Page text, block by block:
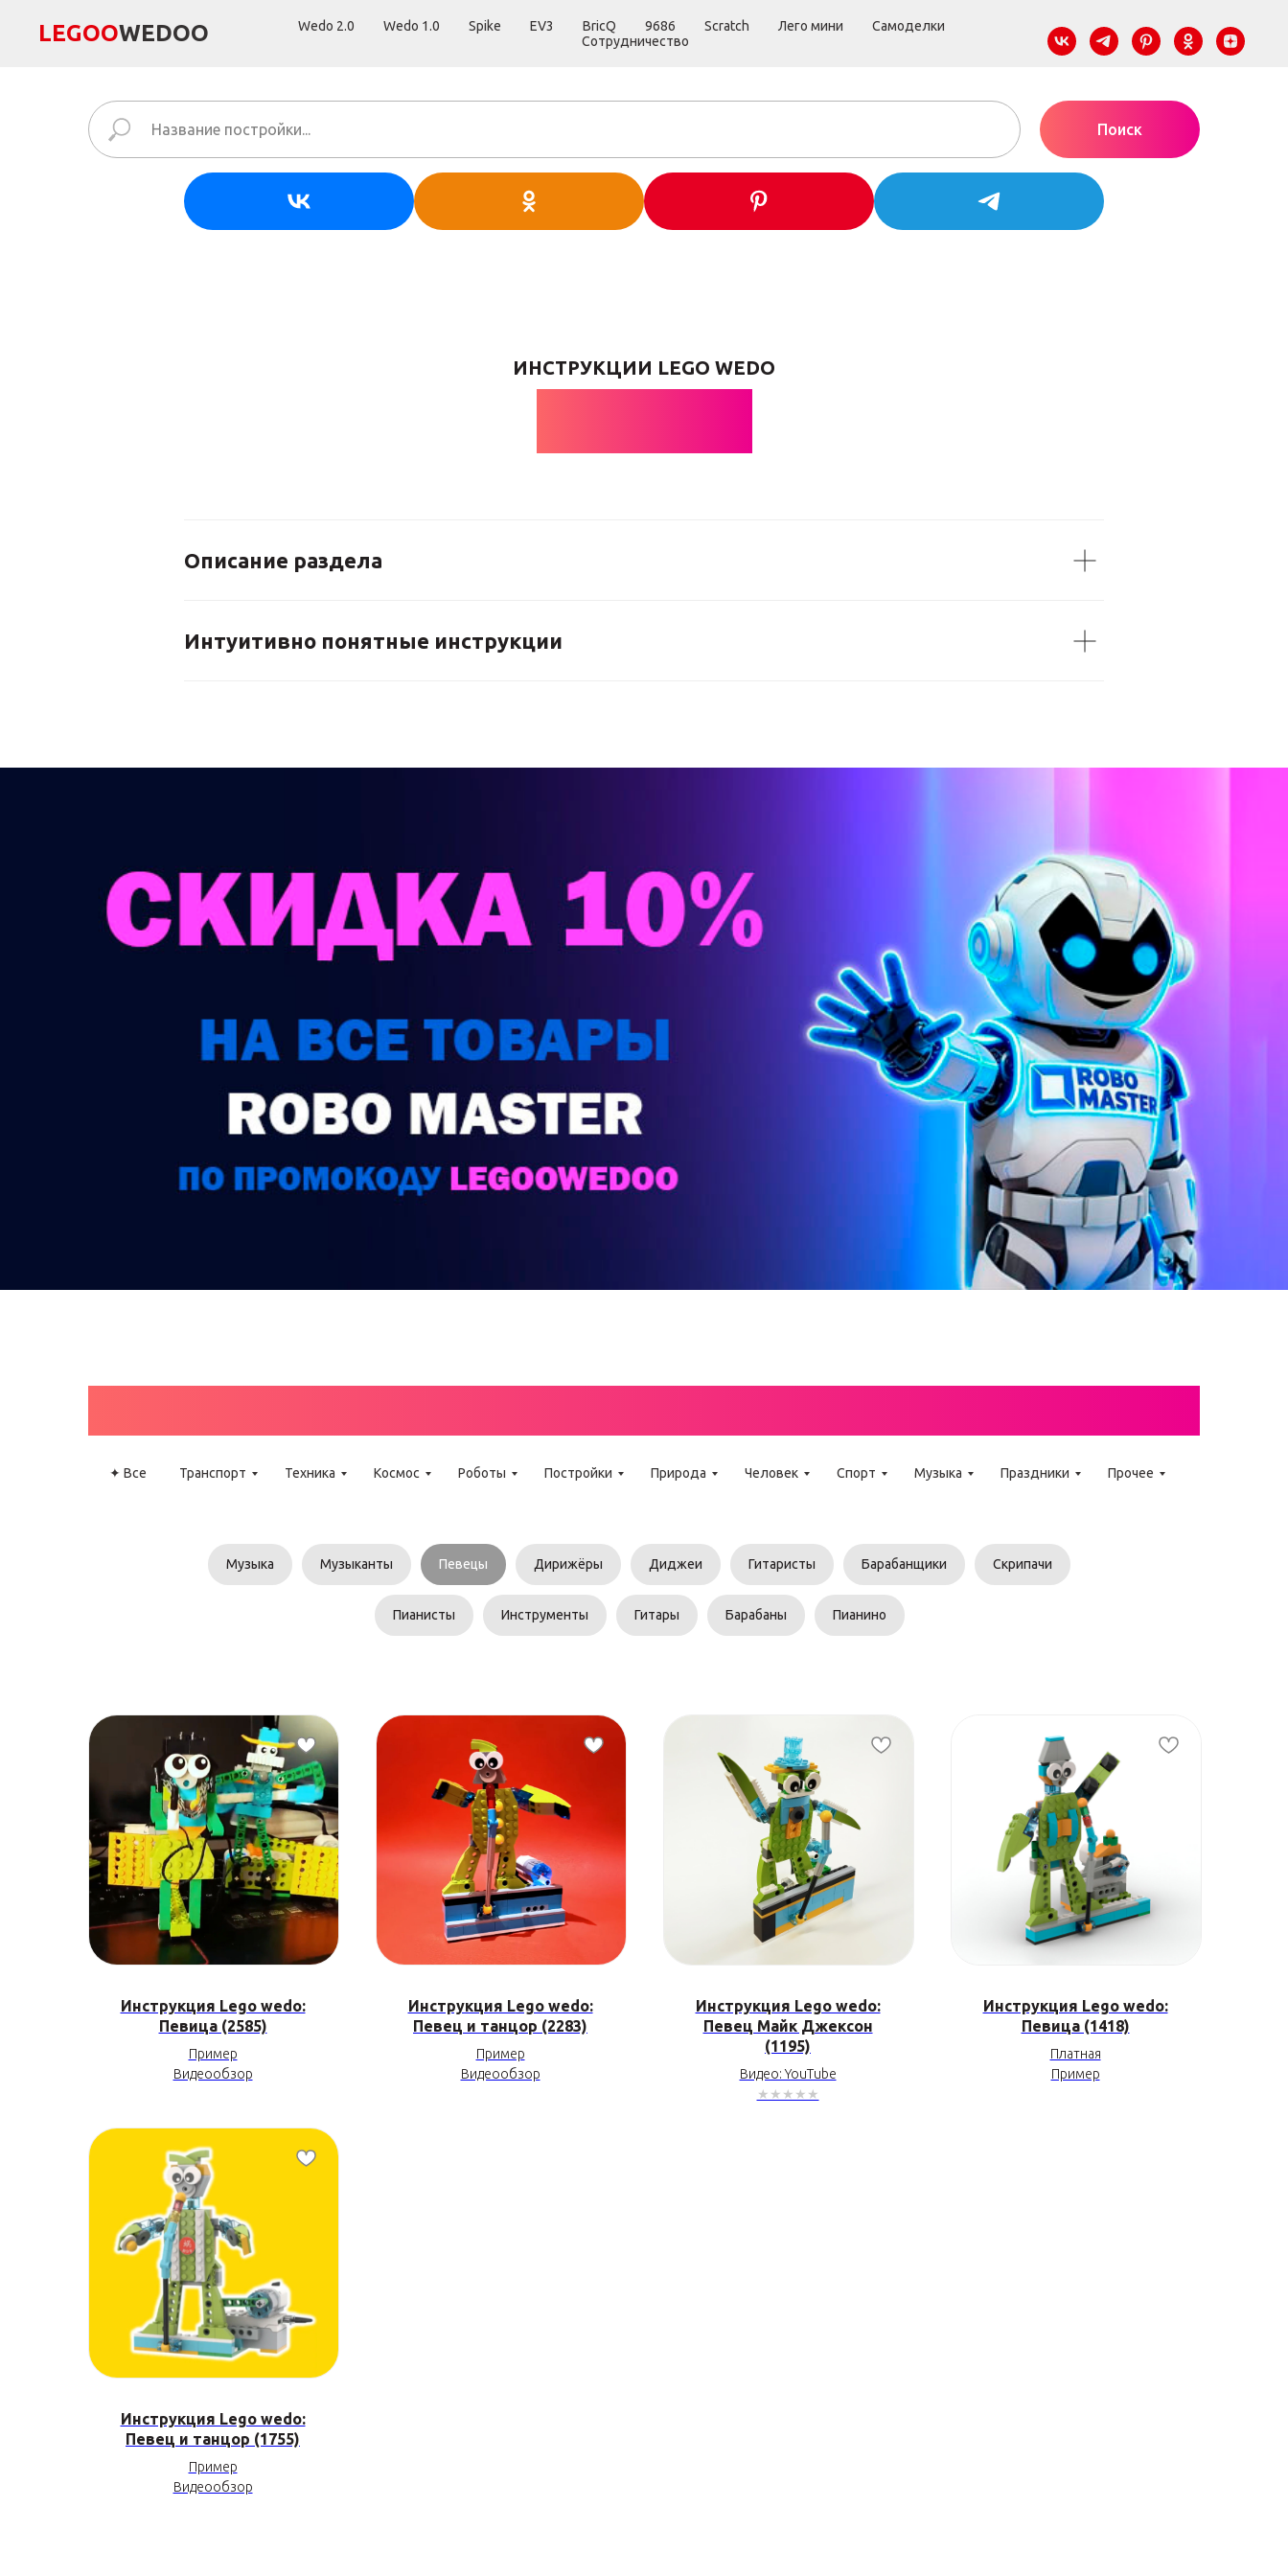
LEGООWEDОО Wedo 2.0 Wedo 1.0 Spike EV3 BricQ 9686 Scratch Лего мини
Самоделки
Сотрудничество
Поиск
ИНСТРУКЦИИ LEGO WEDO
Описание раздела
Интуитивно понятные инструкции
✦ Все Транспорт Техника Космос Роботы Постройки Природа Человек Спорт Музыка Праздники Прочее
Музыка Музыканты Певецы Дирижёры Диджеи Гитаристы Барабанщики Скрипачи
Пианисты Инструменты Гитары Барабаны Пианино
Инструкция Lego wedo:
Певица (2585)
Пример
Видеообзор
Инструкция Lego wedo:
Певец и танцор (2283)
Пример
Видеообзор
Инструкция Lego wedo:
Певец Майк Джексон
(1195)
Видео: YouTube
★★★★★
Инструкция Lego wedo:
Певица (1418)
Платная
Пример
Инструкция Lego wedo:
Певец и танцор (1755)
Пример
Видеообзор